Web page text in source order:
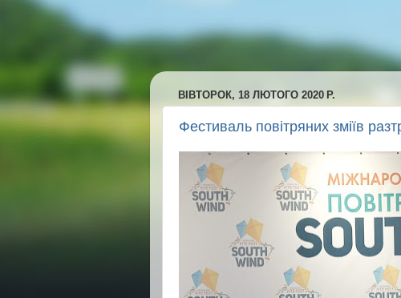
ВІВТОРОК, 18 ЛЮТОГО 2020 Р.
Фестиваль повітряних зміїв